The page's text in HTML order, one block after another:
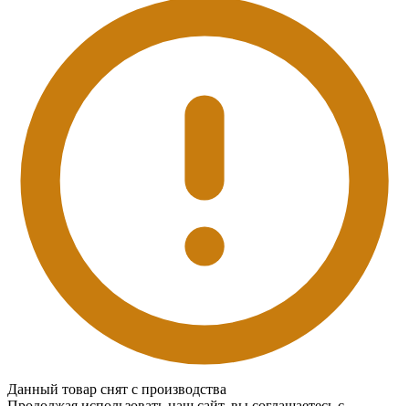
Данный товар снят с производства